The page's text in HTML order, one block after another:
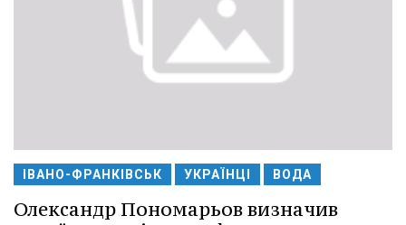
ІВАНО-ФРАНКІВСЬК УКРАЇНЦІ ВОДА
Олександр Пономарьов визначив